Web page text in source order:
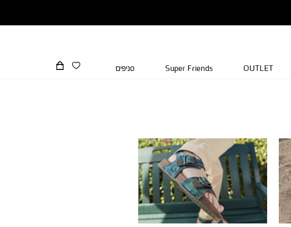
OUTLET
Super Friends סניפים